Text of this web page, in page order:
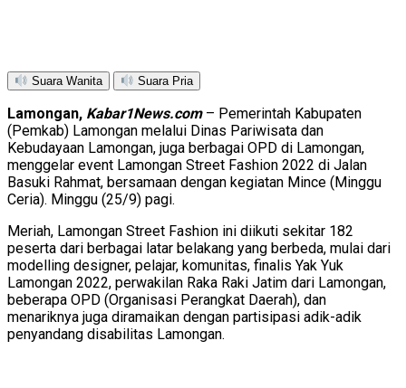
Suara Wanita Suara Pria
Lamongan, Kabar1News.com– Pemerintah Kabupaten
(Pemkab) Lamongan melalui Dinas Pariwisata dan
Kebudayaan Lamongan, juga berbagai OPD di Lamongan,
menggelar event Lamongan Street Fashion 2022 di Jalan
Basuki Rahmat, bersamaan dengan kegiatan Mince (Minggu
Ceria). Minggu (25/9) pagi.
Meriah, Lamongan Street Fashion ini diikuti sekitar 182
peserta dari berbagai latar belakang yang berbeda, mulai dari
modelling designer, pelajar, komunitas, finalis Yak Yuk
Lamongan 2022, perwakilan Raka Raki Jatim dari Lamongan,
beberapa OPD (Organisasi Perangkat Daerah), dan
menariknya juga diramaikan dengan partisipasi adik-adik
penyandang disabilitas Lamongan.